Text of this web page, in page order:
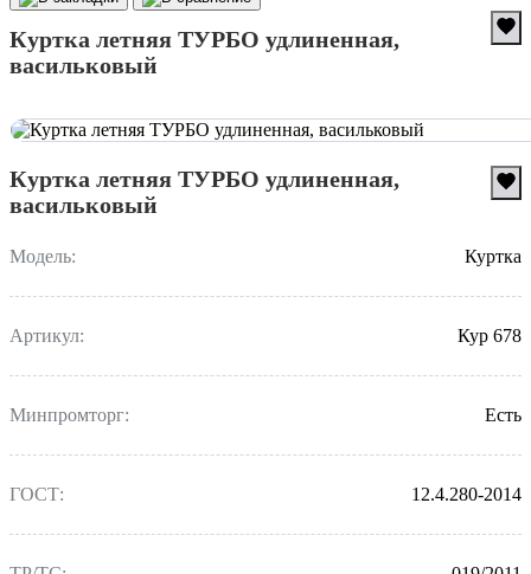
Куртка летняя ТУРБО удлиненная,
васильковый
Куртка летняя ТУРБО удлиненная,
васильковый
Модель: Куртка
Артикул: Кур 678
Минпромторг: Есть
ГОСТ: 12.4.280-2014